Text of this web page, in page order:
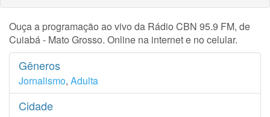
Ouça a programação ao vivo da Rádio CBN 95.9 FM, de
Cuiabá - Mato Grosso. Online na internet e no celular.
Gêneros
Jornalismo, Adulta
Cidade